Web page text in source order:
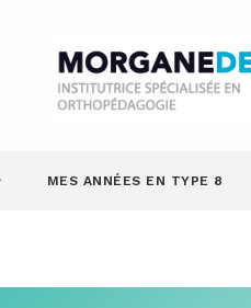
MES ANNÉES EN TYPE 8